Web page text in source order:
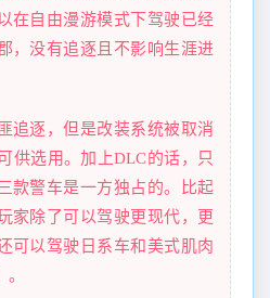
在自由漫游模式下驾驶已经
，没有追逐且不影响生涯进
追逐，但是改装系统被取消
供选用。加上DLC的话，只
款警车是一方独占的。比起
家除了可以驾驶更现代，更
可以驾驶日系车和美式肌肉